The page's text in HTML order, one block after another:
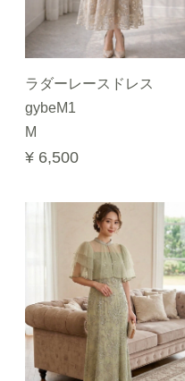
ラダーレースドレス
gybeM1
M
¥ 6,500